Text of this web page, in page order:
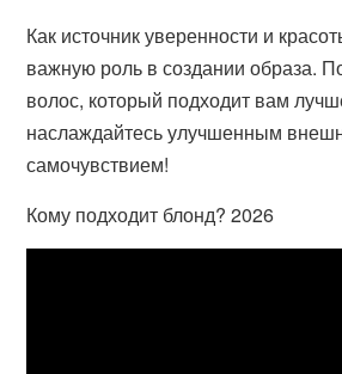
Как источник уверенности и
важную роль в создании образа.
волос, который подходит вам
наслаждайтесь улучшенным
самочувствием!
Кому подходит блонд? 2026